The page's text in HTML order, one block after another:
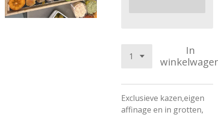
In
Exclusieve kazen,eigen
affinage en in grotten,